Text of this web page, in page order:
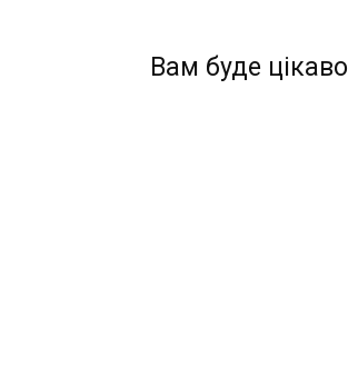
Вам буде цікаво